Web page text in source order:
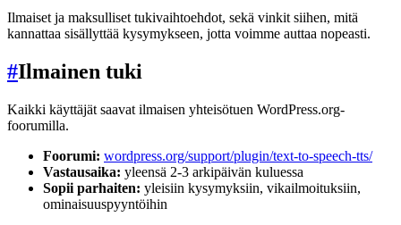
Ilmaiset ja maksulliset tukivaihtoehdot, sekä vinkit siihen, mitä
kannattaa sisällyttää kysymykseen, jotta voimme auttaa nopeasti.
#Ilmainen tuki
Kaikki käyttäjät saavat ilmaisen yhteisötuen WordPress.org-
foorumilla.
Foorumi: wordpress.org/support/plugin/text-to-speech-tts/
Vastausaika: yleensä 2-3 arkipäivän kuluessa
Sopii parhaiten: yleisiin kysymyksiin, vikailmoituksiin,
ominaisuuspyyntöihin